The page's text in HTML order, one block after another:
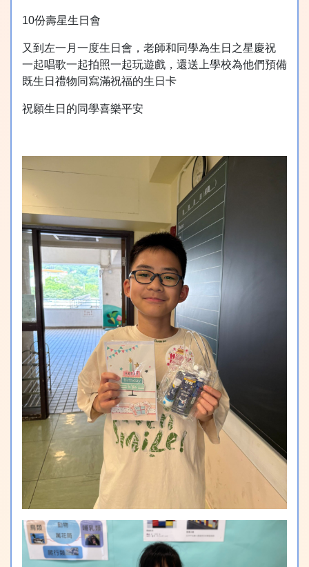
10份壽星生日會
又到左一月一度生日會，老師和同學為生日之星慶祝
一起唱歌一起拍照一起玩遊戲，還送上學校為他們預備
既生日禮物同寫滿祝福的生日卡
祝願生日的同學喜樂平安